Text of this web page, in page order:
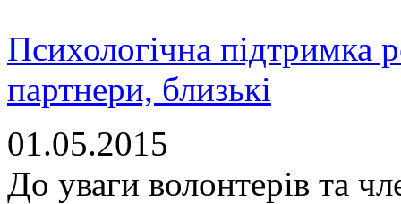
Психологічна підтримка
партнери, близькі
01.05.2015
До уваги волонтерів та